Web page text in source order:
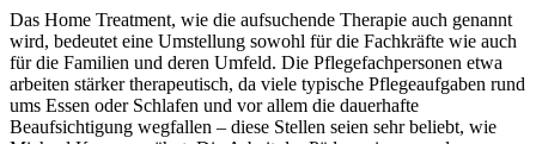
Das Home Treatment, wie die aufsuchende Therapie auch genannt
wird, bedeutet eine Umstellung sowohl für die Fachkräfte wie auch
für die Familien und deren Umfeld. Die Pflegefachpersonen etwa
arbeiten stärker therapeutisch, da viele typische Pflegeaufgaben rund
ums Essen oder Schlafen und vor allem die dauerhafte
Beaufsichtigung wegfallen – diese Stellen seien sehr beliebt, wie